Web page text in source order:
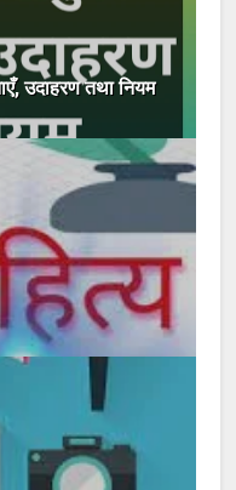
उदाहरण तथा नियम